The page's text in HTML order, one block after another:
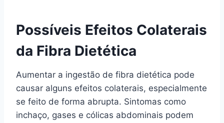
Possíveis Efeitos Colaterais
da Fibra Dietética
Aumentar a ingestão de fibra dietética pode
causar alguns efeitos colaterais, especialmente
se feito de forma abrupta. Sintomas como
inchaço, gases e cólicas abdominais podem